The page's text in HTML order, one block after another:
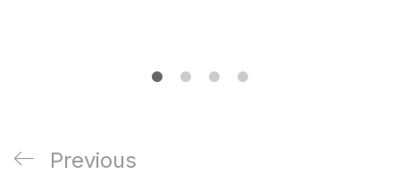
Post
Previous
Previous